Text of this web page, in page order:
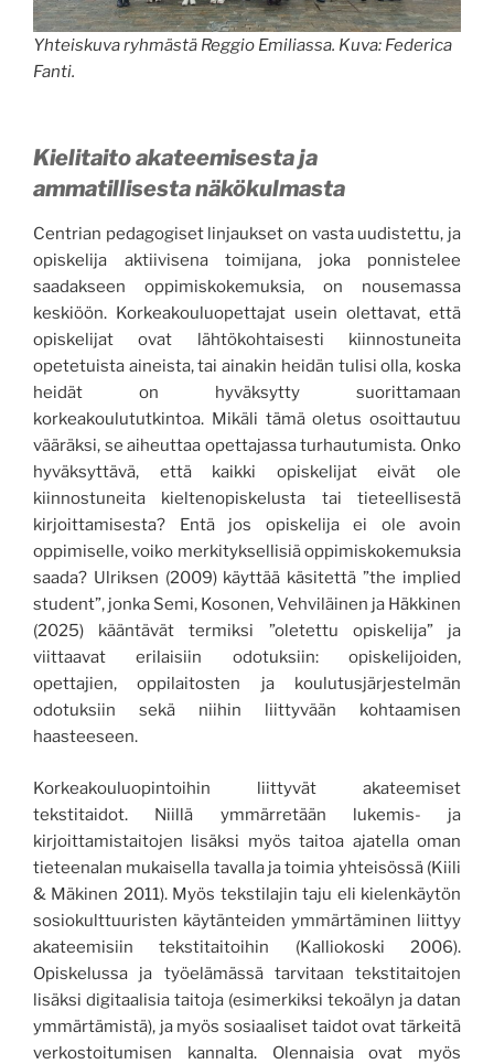
Yhteiskuva ryhmästä Reggio Emiliassa. Kuva: Federica
Fanti.
Kielitaito akateemisesta ja
ammatillisesta näkökulmasta
Centrian pedagogiset linjaukset on vasta uudistettu, ja
opiskelija aktiivisena toimijana, joka ponnistelee
saadakseen oppimiskokemuksia, on nousemassa
keskiöön. Korkeakouluopettajat usein olettavat, että
opiskelijat ovat lähtökohtaisesti kiinnostuneita
opetetuista aineista, tai ainakin heidän tulisi olla, koska
heidät on hyväksytty suorittamaan
korkeakoulututkintoa. Mikäli tämä oletus osoittautuu
vääräksi, se aiheuttaa opettajassa turhautumista. Onko
hyväksyttävä, että kaikki opiskelijat eivät ole
kiinnostuneita kieltenopiskelusta tai tieteellisestä
kirjoittamisesta? Entä jos opiskelija ei ole avoin
oppimiselle, voiko merkityksellisiä oppimiskokemuksia
saada? Ulriksen (2009) käyttää käsitettä ”the implied
student”, jonka Semi, Kosonen, Vehviläinen ja Häkkinen
(2025) kääntävät termiksi ”oletettu opiskelija” ja
viittaavat erilaisiin odotuksiin: opiskelijoiden,
opettajien, oppilaitosten ja koulutusjärjestelmän
odotuksiin sekä niihin liittyvään kohtaamisen
haasteeseen.
Korkeakouluopintoihin liittyvät akateemiset
tekstitaidot. Niillä ymmärretään lukemis- ja
kirjoittamistaitojen lisäksi myös taitoa ajatella oman
tieteenalan mukaisella tavalla ja toimia yhteisössä (Kiili
& Mäkinen 2011). Myös tekstilajin taju eli kielenkäytön
sosiokulttuuristen käytänteiden ymmärtäminen liittyy
akateemisiin tekstitaitoihin (Kalliokoski 2006).
Opiskelussa ja työelämässä tarvitaan tekstitaitojen
lisäksi digitaalisia taitoja (esimerkiksi tekoälyn ja datan
ymmärtämistä), ja myös sosiaaliset taidot ovat tärkeitä
verkostoitumisen kannalta. Olennaisia ovat myös